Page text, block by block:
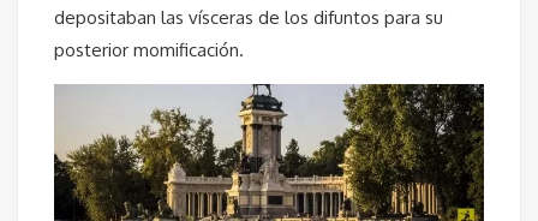
depositaban las vísceras de los difuntos para su
posterior momificación.